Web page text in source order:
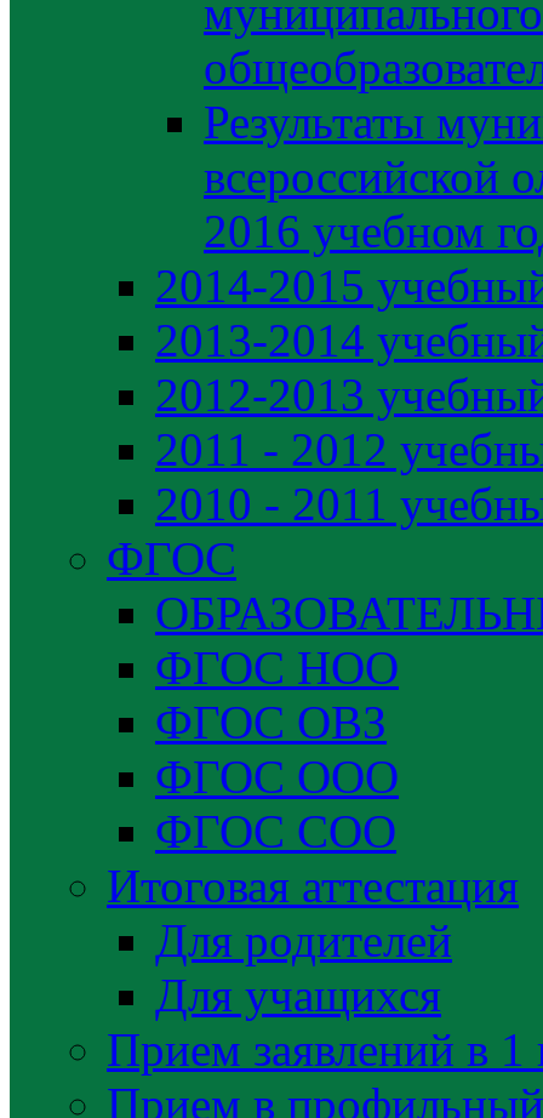
Результаты
всероссийской
2016 учебном
2014-2015
2013-2014
2012-2013
2011 - 2012
2010 - 2011
ФГОС
ФГОС НОО
ФГОС ОВЗ
ФГОС ООО
ФГОС СОО
Итоговая аттестация
Для родителей
Для учащихся
Прием заявлений в 1
Прием в